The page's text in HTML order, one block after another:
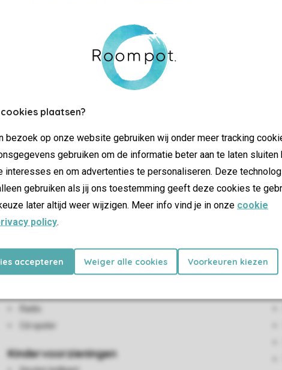
plaatsen?
bezoek op onze website gebruiken wij onder meer tracking
gebruiken om de informatie beter aan te laten sluiten
interesses en om advertenties te personaliseren. Deze
gebruiken als jij ons toestemming geeft deze cookies te
later altijd weer wijzigen. Meer info vind je in onze cookie
policy.
accepteren Weiger alle cookies Voorkeuren kiezen
Woon-/eetkamer
Eethoek
Houtkachel
Radio
Cd-speler
Kindervoorzieningen